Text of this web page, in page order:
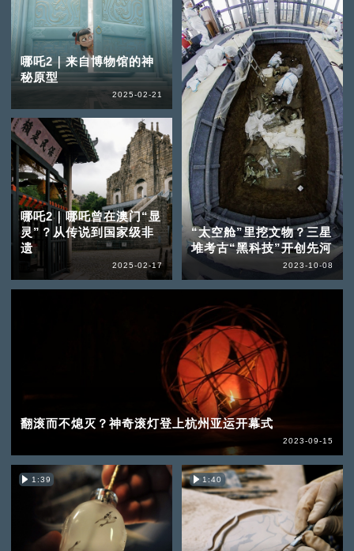
哪吒2｜来自博物馆的神
秘原型
2025-02-21
哪吒2｜哪吒曾在澳门“显
灵”？从传说到国家级非
遗
2025-02-17
“太空舱”里挖文物？三星
堆考古“黑科技”开创先河
2023-10-08
翻滚而不熄灭？神奇滚灯登上杭州亚运开幕式
2023-09-15
1:39 1:40